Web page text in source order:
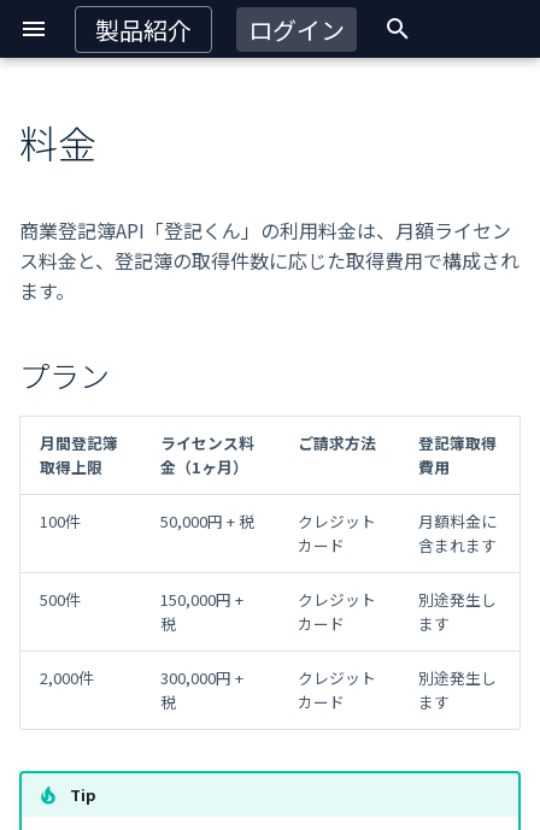
製品紹介 ログイン
索
を
期
化
プラン
登記簿取得費用
課金対象になるリクエスト
お問い合わせ
料金
商業登記簿API「登記くん」の利用料金は、月額ライセン
ス料金と、登記簿の取得件数に応じた取得費用で構成され
ます。
プラン
月間登記簿
取得上限
ライセンス料
金（1ヶ月）
ご請求方法
登記簿取得
費用
100件 50,000円 + 税
クレジット
カード
月額料金に
含まれます
500件
150,000円 +
税
クレジット
カード
別途発生し
ます
2,000件
300,000円 +
税
クレジット
カード
別途発生し
ます
Tip